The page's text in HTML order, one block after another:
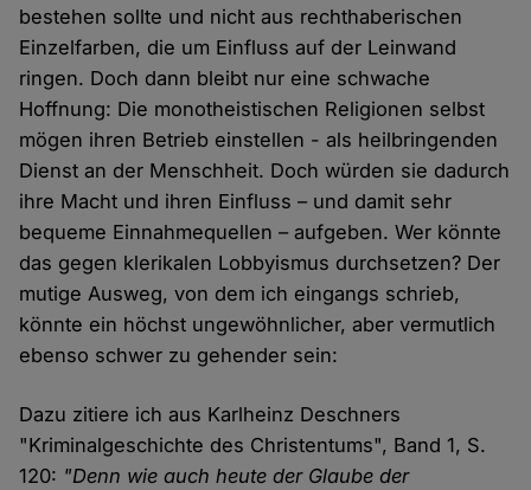
bestehen sollte und nicht aus rechthaberischen
Einzelfarben, die um Einfluss auf der Leinwand
ringen. Doch dann bleibt nur eine schwache
Hoffnung: Die monotheistischen Religionen selbst
mögen ihren Betrieb einstellen - als heilbringenden
Dienst an der Menschheit. Doch würden sie dadurch
ihre Macht und ihren Einfluss – und damit sehr
bequeme Einnahmequellen – aufgeben. Wer könnte
das gegen klerikalen Lobbyismus durchsetzen? Der
mutige Ausweg, von dem ich eingangs schrieb,
könnte ein höchst ungewöhnlicher, aber vermutlich
ebenso schwer zu gehender sein:
Dazu zitiere ich aus Karlheinz Deschners
"Kriminalgeschichte des Christentums", Band 1, S.
120: "Denn wie auch heute der Glaube der